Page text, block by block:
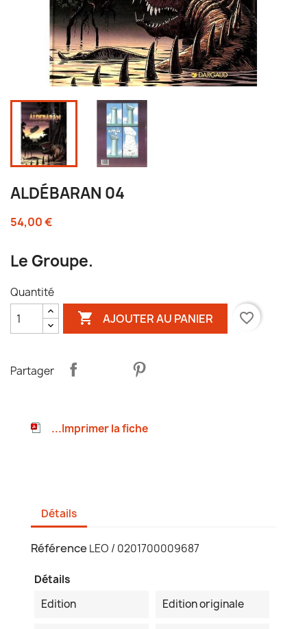
ALDÉBARAN 04
54,00 €
Le Groupe.
Quantité
 AJOUTER AU PANIER favorite_border
Partager
...Imprimer la fiche
Détails
Référence LEO / 0201700009687
Détails
Edition
Edition originale